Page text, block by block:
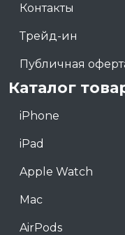
Контакты
Трейд-ин
Публичная
Каталог
iPhone
iPad
Apple Watch
Mac
AirPods